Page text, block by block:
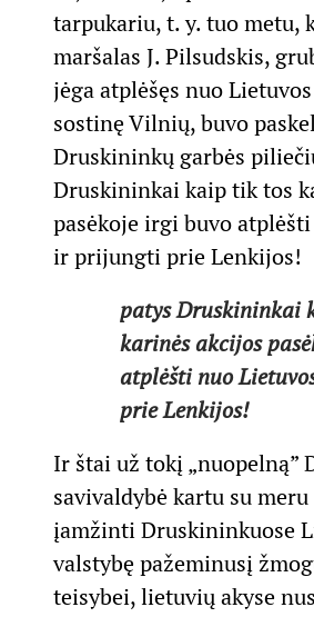
tarpukariu, t. y. tuo metu,
maršalas J. Pilsudskis,
jėga atplėšęs nuo
sostinę Vilnių, buvo
Druskininkų garbės
Druskininkai kaip tik tos
pasėkoje irgi buvo
ir prijungti prie Lenkijos!
patys Druskininkai
karinės akcijos
atplėšti nuo
prie Lenkijos!
Ir štai už tokį „nuopelną”
savivaldybė kartu su
įamžinti Druskininkuose
valstybę pažeminusį
teisybei, lietuvių akyse